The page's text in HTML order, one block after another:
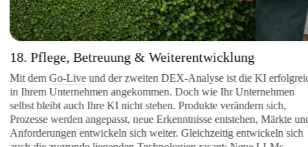
18. Pflege, Betreuung & Weiterentwicklung
Mit demGo-Liveund der zweiten DEX-Analyse ist die KI erfolgreich
in Ihrem Unternehmen angekommen. Doch wie Ihr Unternehmen
selbst bleibt auch Ihre KI nicht stehen. Produkte verändern sich,
Prozesse werden angepasst, neue Erkenntnisse entstehen, Märkte und
Anforderungen entwickeln sich weiter. Gleichzeitig entwickeln sich